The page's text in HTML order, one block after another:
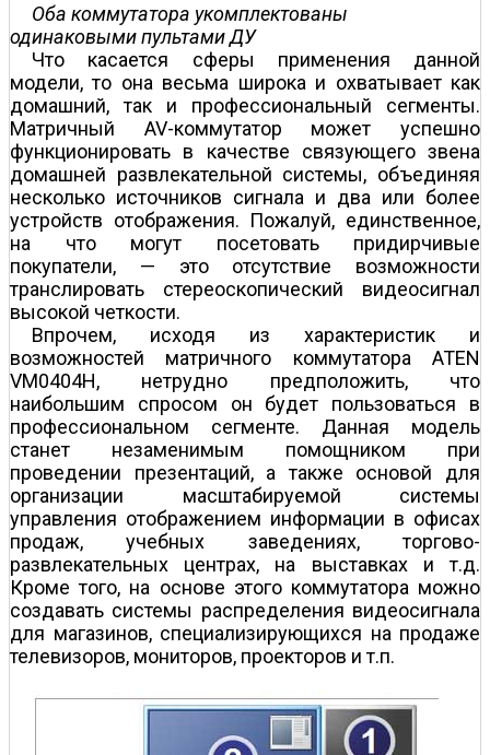
Оба коммутатора укомплектованы
одинаковыми пультами ДУ
Что касается сферы применения данной
модели, то она весьма широка и охватывает как
домашний, так и профессиональный сегменты.
Матричный AV-коммутатор может успешно
функционировать в качестве связующего звена
домашней развлекательной системы, объединяя
несколько источников сигнала и два или более
устройств отображения. Пожалуй, единственное,
на что могут посетовать придирчивые
покупатели, — это отсутствие возможности
транслировать стереоскопический видеосигнал
высокой четкости.
Впрочем, исходя из характеристик и
возможностей матричного коммутатора ATEN
VM0404H, нетрудно предположить, что
наибольшим спросом он будет пользоваться в
профессиональном сегменте. Данная модель
станет незаменимым помощником при
проведении презентаций, а также основой для
организации масштабируемой системы
управления отображением информации в офисах
продаж, учебных заведениях, торгово­
развлекательных центрах, на выставках и т.д.
Кроме того, на основе этого коммутатора можно
создавать системы распределения видеосигнала
для магазинов, специализирующихся на продаже
телевизоров, мониторов, проекторов и т.п.